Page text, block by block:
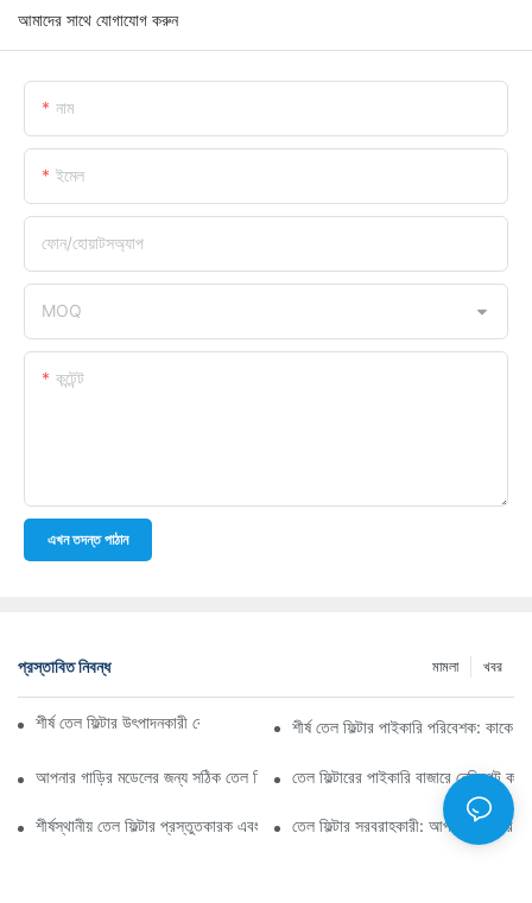
আমাদের সাথে যোগাযোগ করুন
নাম
ইমেল
ফোন/হোয়াটসঅ্যাপ
MOQ
কন্টেন্ট
এখন তদন্ত পাঠান
প্রস্তাবিত নিবন্ধ খবর
মামলা
শীর্ষ তেল ফিল্টার উৎপাদনকারী কোম্পানি: একটি বিস্তৃত সারসংক্ষেপশীর্ষ তেল ফিল্টার পাইকারি পরিবেশক: কাকে
আপনার গাড়ির মডেলের জন্য সঠিক তেল ফিল্টার নির্বাচন করা: মূল বিবেচ্য বিষয়গুলি
তেল ফিল্টারের পাইকারি বাজারে নেভিগেট
শীর্ষস্থানীয় তেল ফিল্টার প্রস্তুতকারক এবং তাদের উদ্ভাবনের উপর স্পটলাইট
তেল ফিল্টার সরবরাহকারী: আপনার ব্যবসার